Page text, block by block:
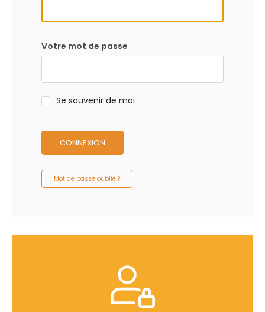
Votre mot de passe
Se souvenir de moi
CONNEXION
Mot de passe oublié ?